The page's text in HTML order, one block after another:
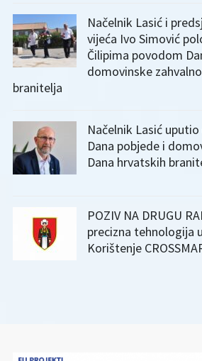
Načelnik Lasić i
vijeća Ivo Simović
Čilipima povodom
domovinske
branitelja
Načelnik Lasić
Dana pobjede i
Dana hrvatskih
POZIV NA DRUGU
precizna tehnologija
Korištenje